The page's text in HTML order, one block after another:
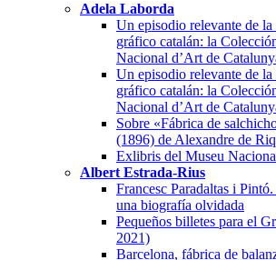
Adela Laborda
Un episodio relevante de
gráfico catalán: la
Nacional d’Art de
Un episodio relevante de
gráfico catalán: la
Nacional d’Art de
Sobre «Fábrica de
(1896) de Alexandre de
Exlibris del Museu
Albert Estrada-Rius
Francesc Paradaltas i
una biografía olvidada
Pequeños billetes para el
2021)
Barcelona, fábrica de